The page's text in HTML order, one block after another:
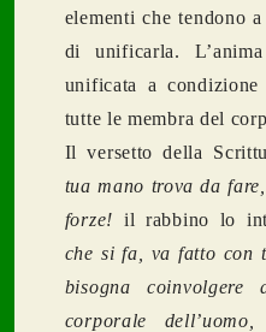
elementi che tendono
di unificarla.
unificata a
tutte le membra del
Il versetto della
tua mano trova da
forze! il rabbino lo
che si fa, va fatto con
bisogna coinvolgere
corporale